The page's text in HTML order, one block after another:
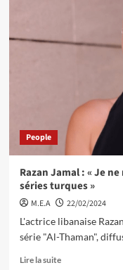
People
Razan Jamal : « Je
séries turques »
M.E.A
22/02/2024
L'actrice libanaise
série "Al-Thaman",
Lire la suite